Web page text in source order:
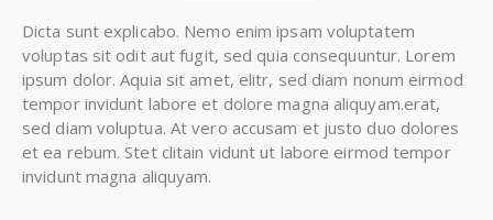
Dicta sunt explicabo. Nemo enim ipsam voluptatem
voluptas sit odit aut fugit, sed quia consequuntur. Lorem
ipsum dolor. Aquia sit amet, elitr, sed diam nonum eirmod
tempor invidunt labore et dolore magna aliquyam.erat,
sed diam voluptua. At vero accusam et justo duo dolores
et ea rebum. Stet clitain vidunt ut labore eirmod tempor
invidunt magna aliquyam.